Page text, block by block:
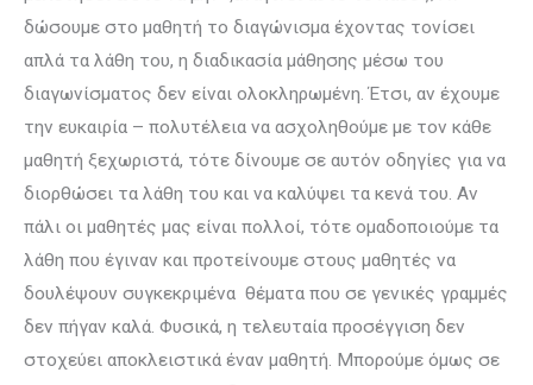
δώσουμε στο μαθητή το διαγώνισμα έχοντας τονίσει
απλά τα λάθη του, η διαδικασία μάθησης μέσω του
διαγωνίσματος δεν είναι ολοκληρωμένη. Έτσι, αν έχουμε
την ευκαιρία – πολυτέλεια να ασχοληθούμε με τον κάθε
μαθητή ξεχωριστά, τότε δίνουμε σε αυτόν οδηγίες για να
διορθώσει τα λάθη του και να καλύψει τα κενά του. Αν
πάλι οι μαθητές μας είναι πολλοί, τότε ομαδοποιούμε τα
λάθη που έγιναν και προτείνουμε στους μαθητές να
δουλέψουν συγκεκριμένα θέματα που σε γενικές γραμμές
δεν πήγαν καλά. Φυσικά, η τελευταία προσέγγιση δεν
στοχεύει αποκλειστικά έναν μαθητή. Μπορούμε όμως σε